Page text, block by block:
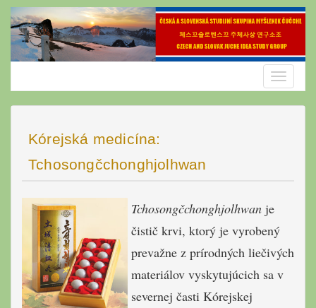
Skip
content
Toggle
Kórejská medicína:
Tchosongčchonghjolhwan
Tchosongčchonghjolhwan je
čistič krvi, ktorý je vyrobený
prevažne z prírodných liečivých
materiálov vyskytujúcich sa v
severnej časti Kórejskej